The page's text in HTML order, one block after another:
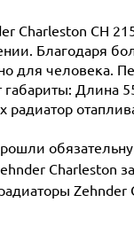
Charleston CH
Благодаря
для человека.
габариты: Длина
радиатор
Charleston